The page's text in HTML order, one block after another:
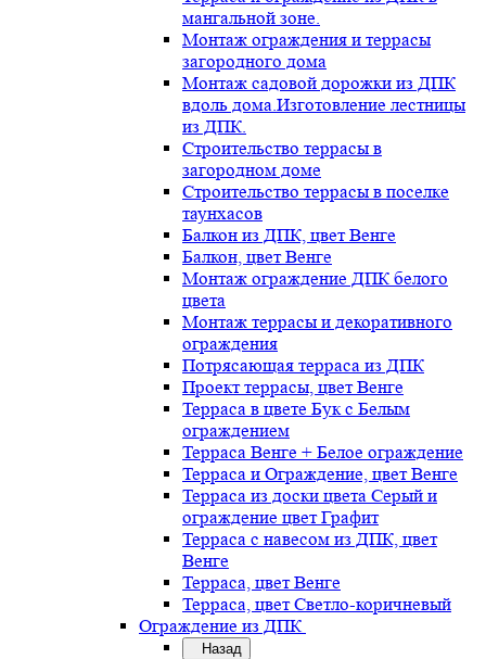
мангальной зоне.
Монтаж ограждения и террасы
загородного дома
Монтаж садовой дорожки из ДПК
вдоль дома.Изготовление лестницы
из ДПК.
Строительство террасы в
загородном доме
Строительство террасы в поселке
таунхасов
Балкон из ДПК, цвет Венге
Балкон, цвет Венге
Монтаж ограждение ДПК белого
цвета
Монтаж террасы и декоративного
ограждения
Потрясающая терраса из ДПК
Проект террасы, цвет Венге
Терраса в цвете Бук с Белым
ограждением
Терраса Венге + Белое ограждение
Терраса и Ограждение, цвет Венге
Терраса из доски цвета Серый и
ограждение цвет Графит
Терраса с навесом из ДПК, цвет
Венге
Терраса, цвет Венге
Терраса, цвет Светло-коричневый
Ограждение из ДПК
Назад